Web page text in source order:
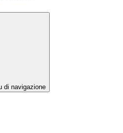
di navigazione